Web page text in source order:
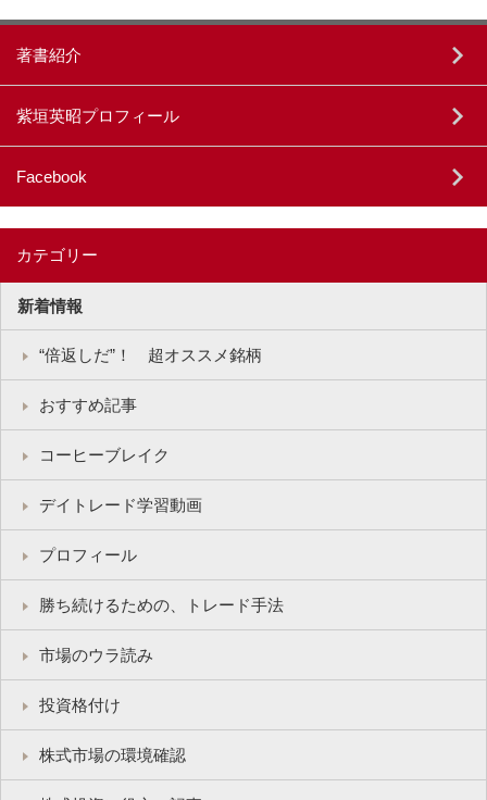
著書紹介
紫垣英昭プロフィール
Facebook
カテゴリー
新着情報
“倍返しだ”！ 超オススメ銘柄
おすすめ記事
コーヒーブレイク
デイトレード学習動画
プロフィール
勝ち続けるための、トレード手法
市場のウラ読み
投資格付け
株式市場の環境確認